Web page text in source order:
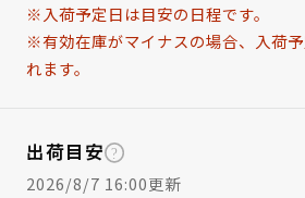
※入荷予定日は目安の日程です。
※有効在庫がマイナスの場合、入荷
れます。
出荷目安
2026/8/7 16:00更新